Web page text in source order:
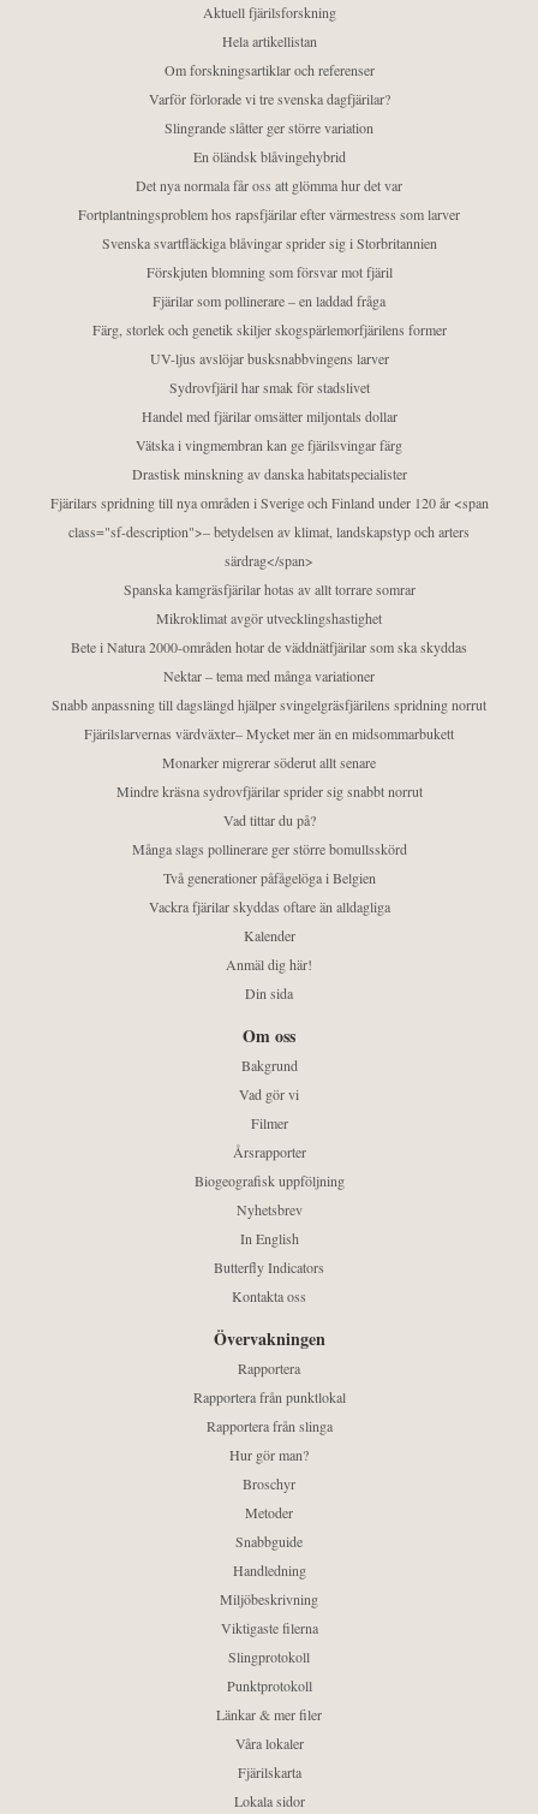
Aktuell fjärilsforskning
Hela artikellistan
Om forskningsartiklar och referenser
Varför förlorade vi tre svenska dagfjärilar?
Slingrande slåtter ger större variation
En öländsk blåvingehybrid
Det nya normala får oss att glömma hur det var
Fortplantningsproblem hos rapsfjärilar efter värmestress som larver
Svenska svartfläckiga blåvingar sprider sig i Storbritannien
Förskjuten blomning som försvar mot fjäril
Fjärilar som pollinerare – en laddad fråga
Färg, storlek och genetik skiljer skogspärlemorfjärilens former
UV-ljus avslöjar busksnabbvingens larver
Sydrovfjäril har smak för stadslivet
Handel med fjärilar omsätter miljontals dollar
Vätska i vingmembran kan ge fjärilsvingar färg
Drastisk minskning av danska habitatspecialister
Fjärilars spridning till nya områden i Sverige och Finland under 120 år <span
class="sf-description">– betydelsen av klimat, landskapstyp och arters
särdrag</span>
Spanska kamgräsfjärilar hotas av allt torrare somrar
Mikroklimat avgör utvecklingshastighet
Bete i Natura 2000-områden hotar de väddnätfjärilar som ska skyddas
Nektar – tema med många variationer
Snabb anpassning till dagslängd hjälper svingelgräsfjärilens spridning norrut
Fjärilslarvernas värdväxter– Mycket mer än en midsommarbukett
Monarker migrerar söderut allt senare
Mindre kräsna sydrovfjärilar sprider sig snabbt norrut
Vad tittar du på?
Många slags pollinerare ger större bomullsskörd
Två generationer påfågelöga i Belgien
Vackra fjärilar skyddas oftare än alldagliga
Kalender
Anmäl dig här!
Din sida
Om oss
Bakgrund
Vad gör vi
Filmer
Årsrapporter
Biogeografisk uppföljning
Nyhetsbrev
In English
Butterfly Indicators
Kontakta oss
Övervakningen
Rapportera
Rapportera från punktlokal
Rapportera från slinga
Hur gör man?
Broschyr
Metoder
Snabbguide
Handledning
Miljöbeskrivning
Viktigaste filerna
Slingprotokoll
Punktprotokoll
Länkar & mer filer
Våra lokaler
Fjärilskarta
Lokala sidor